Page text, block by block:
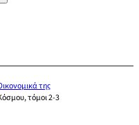
της
τόμοι 2-3